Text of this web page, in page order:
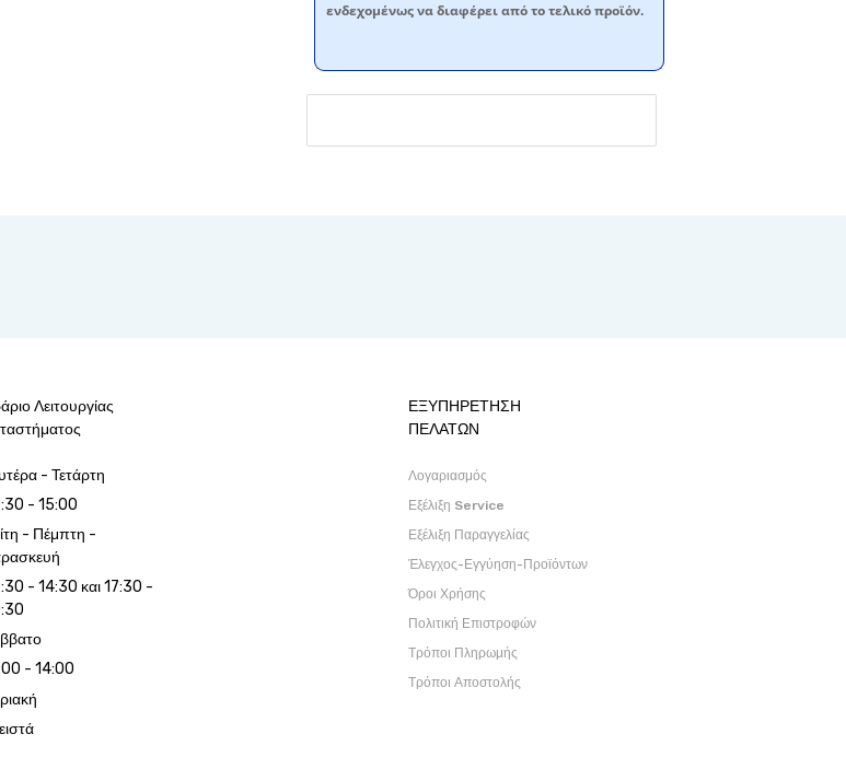
ενδεχομένως να διαφέρει από το τελικό προϊόν.
Λειτουργίας
- Τετάρτη
- 15:00
- Πέμπτη -
- 14:30 και 17:30 -
- 14:00
ΕΞΥΠΗΡΕΤΗΣΗ
ΠΕΛΑΤΩΝ
Λογαριασμός
Εξέλιξη Service
Εξέλιξη Παραγγελίας
Έλεγχος-Εγγύηση-Προϊόντων
Όροι Χρήσης
Πολιτική Επιστροφών
Τρόποι Πληρωμής
Τρόποι Αποστολής